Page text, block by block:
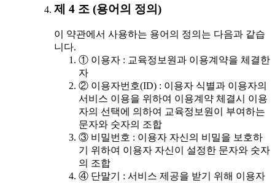
제 4 조 (용어의 정의)
이 약관에서 사용하는 용어의 정의는 다음과 같습
니다.
① 이용자 : 교육정보원과 이용계약을 체결한
자
② 이용자번호(ID) : 이용자 식별과 이용자의
서비스 이용을 위하여 이용계약 체결시 이용
자의 선택에 의하여 교육정보원이 부여하는
문자와 숫자의 조합
③ 비밀번호 : 이용자 자신의 비밀을 보호하
기 위하여 이용자 자신이 설정한 문자와 숫자
의 조합
④ 단말기 : 서비스 제공을 받기 위해 이용자